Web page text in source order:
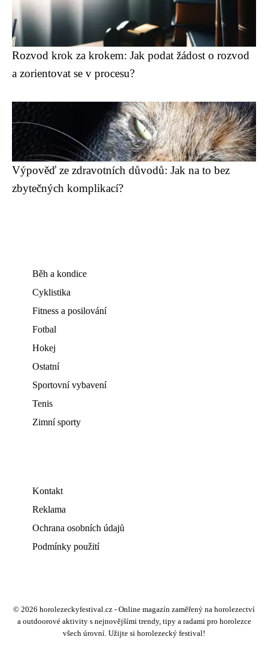
Rozvod krok za krokem: Jak podat žádost o rozvod
a zorientovat se v procesu?
Výpověď ze zdravotních důvodů: Jak na to bez
zbytečných komplikací?
Běh a kondice
Cyklistika
Fitness a posilování
Fotbal
Hokej
Ostatní
Sportovní vybavení
Tenis
Zimní sporty
Kontakt
Reklama
Ochrana osobních údajů
Podmínky použití
© 2026 horolezeckyfestival.cz - Online magazín zaměřený na horolezectví
a outdoorové aktivity s nejnovějšími trendy, tipy a radami pro horolezce
všech úrovní. Užijte si horolezecký festival!